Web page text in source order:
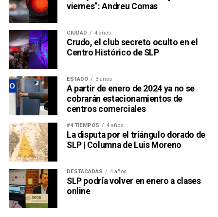
viernes”: Andreu Comas
CIUDAD 4 años
Crudo, el club secreto oculto en el
Centro Histórico de SLP
ESTADO 3 años
A partir de enero de 2024 ya no se
cobrarán estacionamientos de
centros comerciales
#4 TIEMPOS 4 años
La disputa por el triángulo dorado de
SLP | Columna de Luis Moreno
DESTACADAS 4 años
SLP podría volver en enero a clases
online